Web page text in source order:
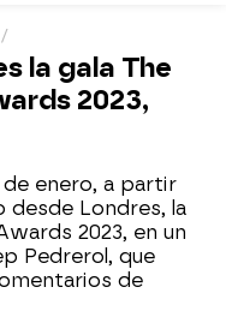
la gala The
2023,
enero, a partir
desde Londres, la
2023, en un
Pedrerol, que
de